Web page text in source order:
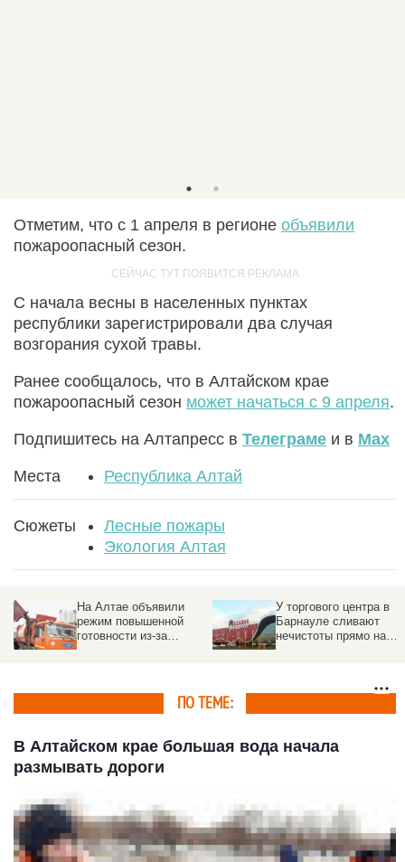
Отметим, что с 1 апреля в регионе объявили
пожароопасный сезон.
С начала весны в населенных пунктах
республики зарегистрировали два случая
возгорания сухой травы.
Ранее сообщалось, что в Алтайском крае
пожароопасный сезон может начаться с 9 апреля.
Подпишитесь на Алтапресс в Телеграме и в Max
Места Республика Алтай
Сюжеты
Лесные пожары
Экология Алтая
На Алтае объявили
режим повышенной
готовности из-за
У торгового центра в
Барнауле сливают
нечистоты прямо на
ПО ТЕМЕ:
В Алтайском крае большая вода начала
размывать дороги